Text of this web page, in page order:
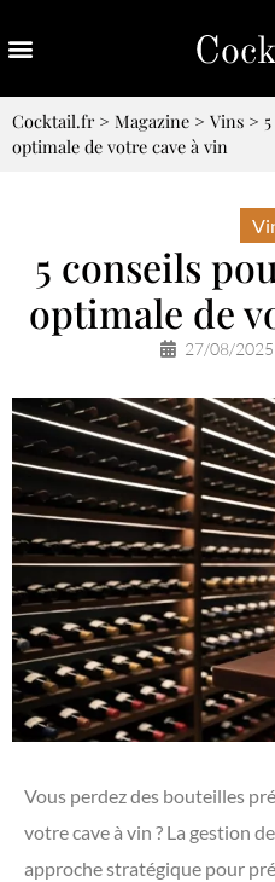
Cocktail.fr> Magazine > Vins >
optimale de votre cave à vin
5 conseils
optimale de
27/08/2025
Vous perdez des bouteilles
votre cave à vin ? La gestion
approche stratégique pour